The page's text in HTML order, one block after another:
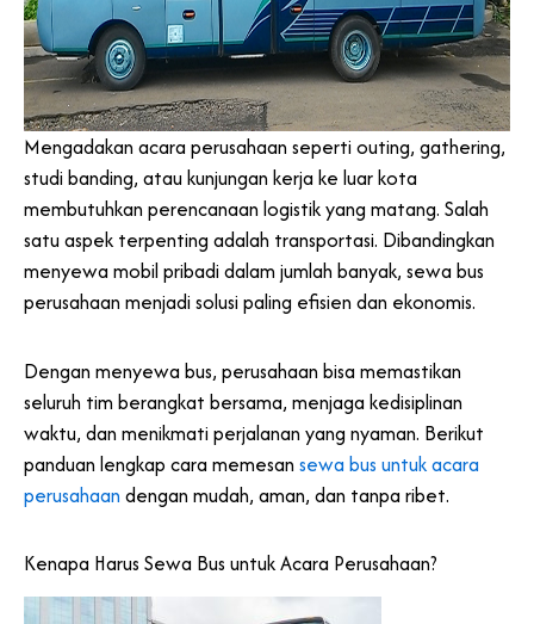
Mengadakan acara perusahaan seperti outing, gathering,
studi banding, atau kunjungan kerja ke luar kota
membutuhkan perencanaan logistik yang matang. Salah
satu aspek terpenting adalah transportasi. Dibandingkan
menyewa mobil pribadi dalam jumlah banyak, sewa bus
perusahaan menjadi solusi paling efisien dan ekonomis.
Dengan menyewa bus, perusahaan bisa memastikan
seluruh tim berangkat bersama, menjaga kedisiplinan
waktu, dan menikmati perjalanan yang nyaman. Berikut
panduan lengkap cara memesan sewa bus untuk acara
perusahaan dengan mudah, aman, dan tanpa ribet.
Kenapa Harus Sewa Bus untuk Acara Perusahaan?